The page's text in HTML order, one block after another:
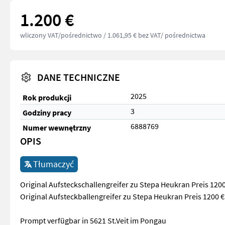
1.200 €
wliczony VAT/pośrednictwo / 1.061,95 € bez VAT/ pośrednictwa
DANE TECHNICZNE
Rok produkcji
2025
Godziny pracy
3
Numer wewnętrzny
6888769
OPIS
Tłumaczyć
Original Aufsteckschallengreifer zu Stepa Heukran Preis
Original Aufsteckballengreifer zu Stepa Heukran Preis 1200
Prompt verfügbar in 5621 St.Veit im Pongau